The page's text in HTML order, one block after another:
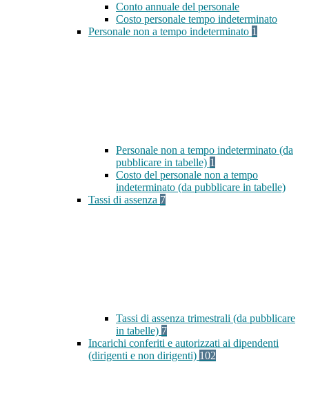
Conto annuale del personale
Costo personale tempo indeterminato
Personale non a tempo indeterminato 1
Personale non a tempo indeterminato (da
pubblicare in tabelle) 1
Costo del personale non a tempo
indeterminato (da pubblicare in tabelle)
Tassi di assenza 7
Tassi di assenza trimestrali (da pubblicare
in tabelle) 7
Incarichi conferiti e autorizzati ai dipendenti
(dirigenti e non dirigenti) 102